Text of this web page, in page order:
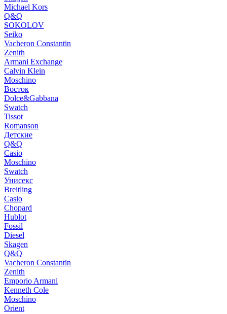
Michael Kors
Q&Q
SOKOLOV
Seiko
Vacheron Constantin
Zenith
Armani Exchange
Calvin Klein
Moschino
Восток
Dolce&Gabbana
Swatch
Tissot
Romanson
Детские
Q&Q
Casio
Moschino
Swatch
Унисекс
Breitling
Casio
Chopard
Hublot
Fossil
Diesel
Skagen
Q&Q
Vacheron Constantin
Zenith
Emporio Armani
Kenneth Cole
Moschino
Orient